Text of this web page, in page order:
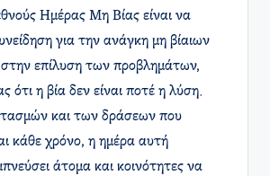
Ημέρας Μη Βίας είναι να
για την ανάγκη μη βίαιων
επίλυση των προβλημάτων,
ότι η βία δεν είναι ποτέ η λύση.
και των δράσεων που
κάθε χρόνο, η ημέρα αυτή
άτομα και κοινότητες να